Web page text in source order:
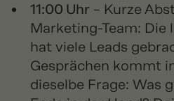
11:00 Uhr – Kurze
Marketing-Team: Die
hat viele Leads
Gesprächen kommt
dieselbe Frage: Was